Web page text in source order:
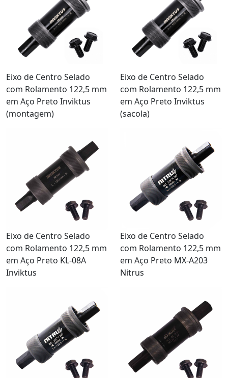
Eixo de Centro Selado
com Rolamento 122,5 mm
em Aço Preto Inviktus
(montagem)
Eixo de Centro Selado
com Rolamento 122,5 mm
em Aço Preto Inviktus
(sacola)
Eixo de Centro Selado
com Rolamento 122,5 mm
em Aço Preto KL-08A
Inviktus
Eixo de Centro Selado
com Rolamento 122,5 mm
em Aço Preto MX-A203
Nitrus